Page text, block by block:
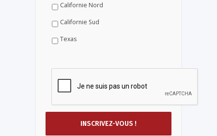
Californie Nord
Californie Sud
Texas